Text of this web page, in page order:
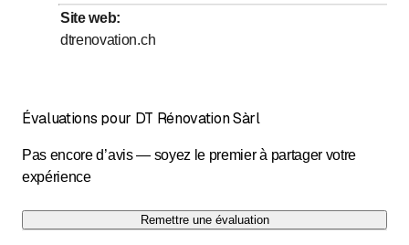
Site web:
dtrenovation.ch
Évaluations pour DT Rénovation Sàrl
Pas encore d’avis — soyez le premier à partager votre
expérience
Remettre une évaluation